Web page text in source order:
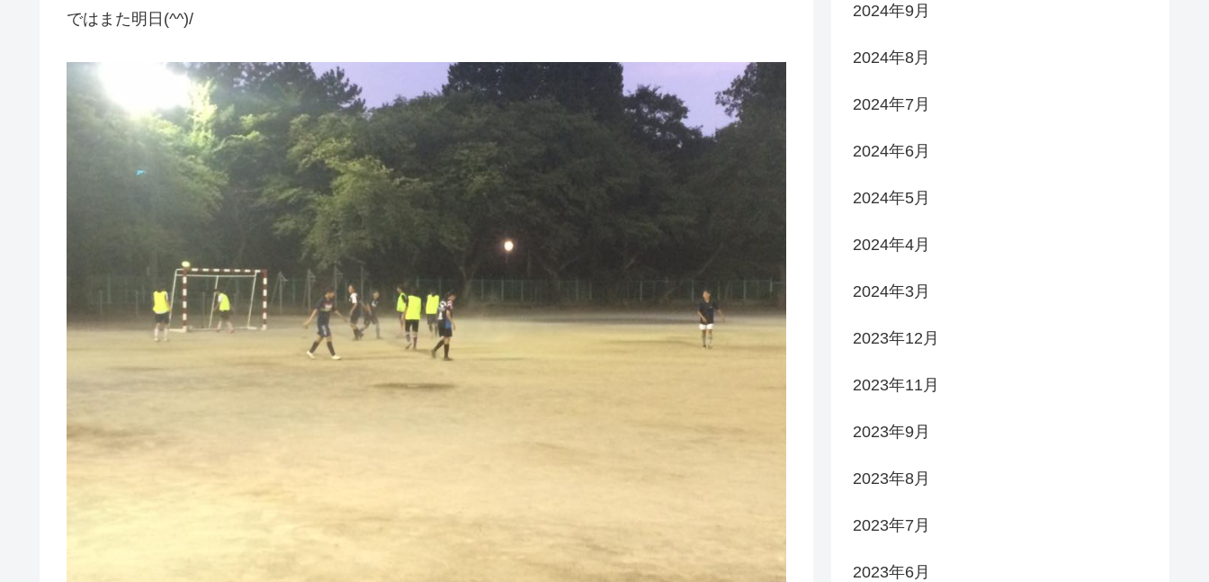
ではまた明日(^^)/ 2024年9月
2024年8月
2024年7月
2024年6月
2024年5月
2024年4月
2024年3月
2023年12月
2023年11月
2023年9月
2023年8月
2023年7月
2023年6月